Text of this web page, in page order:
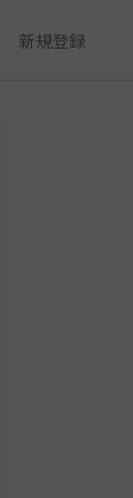
新規登録